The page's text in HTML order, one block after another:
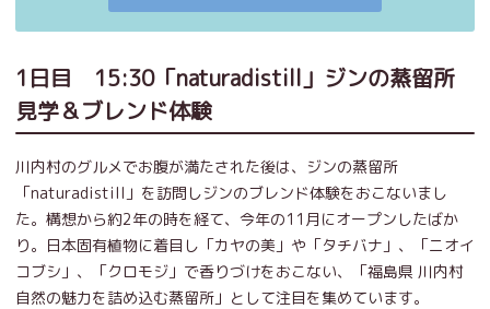
1日目 15:30「naturadistill」ジンの蒸留所
見学＆ブレンド体験
川内村のグルメでお腹が満たされた後は、ジンの蒸留所
「naturadistill」を訪問しジンのブレンド体験をおこないまし
た。構想から約2年の時を経て、今年の11月にオープンしたばか
り。日本固有植物に着目し「カヤの美」や「タチバナ」、「ニオイ
コブシ」、「クロモジ」で香りづけをおこない、「福島県 川内村
自然の魅力を詰め込む蒸留所」として注目を集めています。